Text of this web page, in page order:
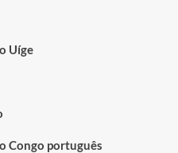
Uíge
Congo português